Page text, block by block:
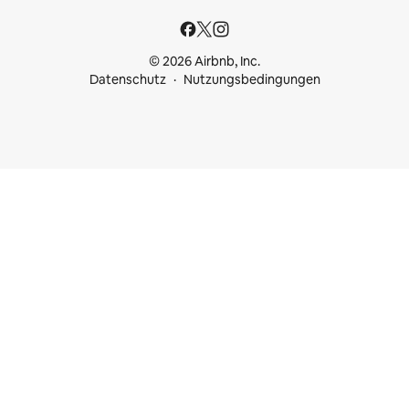
© 2026 Airbnb, Inc.
Datenschutz
Nutzungsbedingungen